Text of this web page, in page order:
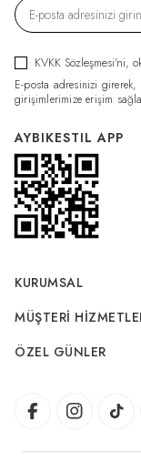
KVKK Sözleşmesi'ni,
E-posta adresinizi girerek,
girişimlerimize erişim
AYBIKESTIL APP
KURUMSAL
MÜŞTERI
ÖZEL GÜNLER